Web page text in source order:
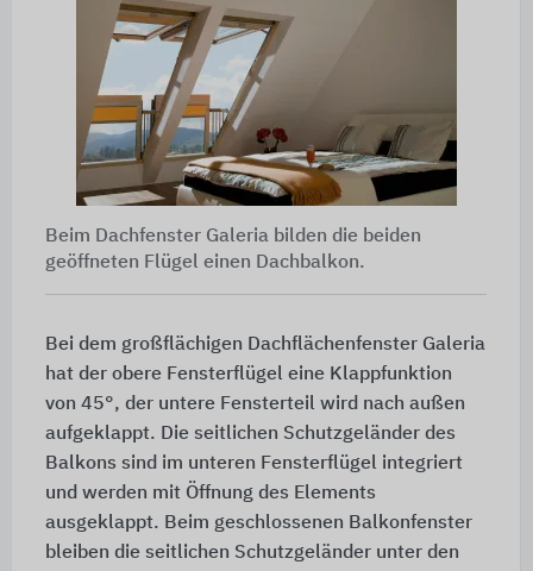
Beim Dachfenster Galeria bilden die beiden
geöffneten Flügel einen Dachbalkon.
Bei dem großflächigen Dachflächenfenster Galeria
hat der obere Fensterflügel eine Klappfunktion
von 45°, der untere Fensterteil wird nach außen
aufgeklappt. Die seitlichen Schutzgeländer des
Balkons sind im unteren Fensterflügel integriert
und werden mit Öffnung des Elements
ausgeklappt. Beim geschlossenen Balkonfenster
bleiben die seitlichen Schutzgeländer unter den